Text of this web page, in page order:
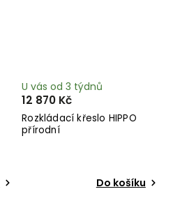
Rozkládací křeslo HIPPO
přírodní
U vás od 3 týdnů
12 870 Kč
Do košíku